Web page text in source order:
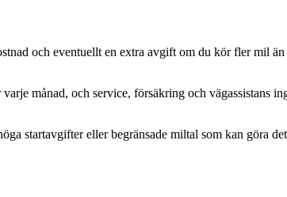
och eventuellt en extra avgift om du kör fler mil
månad, och service, försäkring och vägassistans
startavgifter eller begränsade miltal som kan göra